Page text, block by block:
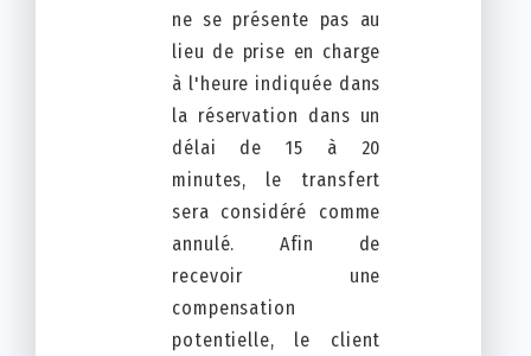
ne se présente pas au
lieu de prise en charge
à l'heure indiquée dans
la réservation dans un
délai de 15 à 20
minutes, le transfert
sera considéré comme
annulé. Afin de
recevoir une
compensation
potentielle, le client